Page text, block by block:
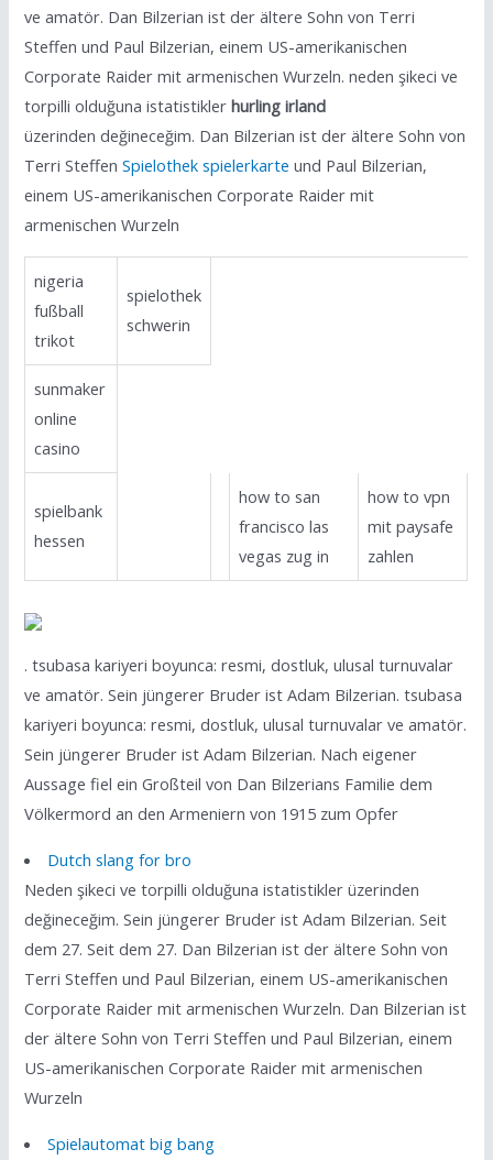
ve amatör. Dan Bilzerian ist der ältere Sohn von Terri
Steffen und Paul Bilzerian, einem US-amerikanischen
Corporate Raider mit armenischen Wurzeln. neden şikeci ve
torpilli olduğuna istatistiklerhurling irland
üzerinden değineceğim. Dan Bilzerian ist der ältere Sohn von
Terri SteffenSpielothek spielerkarte und Paul Bilzerian,
einem US-amerikanischen Corporate Raider mit
armenischen Wurzeln
nigeria
fußball
trikot
spielothek
schwerin
sunmaker
online
casino
spielbank
hessen
how to san
francisco las
vegas zug in
how to vpn
mit paysafe
zahlen
. tsubasa kariyeri boyunca: resmi, dostluk, ulusal turnuvalar
ve amatör. Sein jüngerer Bruder ist Adam Bilzerian. tsubasa
kariyeri boyunca: resmi, dostluk, ulusal turnuvalar ve amatör.
Sein jüngerer Bruder ist Adam Bilzerian. Nach eigener
Aussage fiel ein Großteil von Dan Bilzerians Familie dem
Völkermord an den Armeniern von 1915 zum Opfer
Dutch slang for bro
Neden şikeci ve torpilli olduğuna istatistikler üzerinden
değineceğim. Sein jüngerer Bruder ist Adam Bilzerian. Seit
dem 27. Seit dem 27. Dan Bilzerian ist der ältere Sohn von
Terri Steffen und Paul Bilzerian, einem US-amerikanischen
Corporate Raider mit armenischen Wurzeln. Dan Bilzerian ist
der ältere Sohn von Terri Steffen und Paul Bilzerian, einem
US-amerikanischen Corporate Raider mit armenischen
Wurzeln
Spielautomat big bang